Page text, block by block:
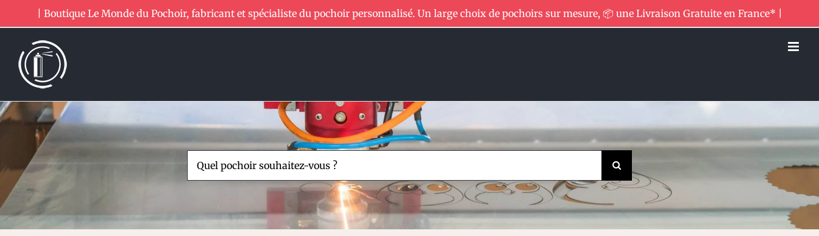
au
contenu
| Boutique Le Monde du Pochoir, fabricant et spécialiste du pochoir personnalisé. Un large choix de pochoirs sur mesure, 📦 une Livraison Gratuite en France* |
Rechercher: